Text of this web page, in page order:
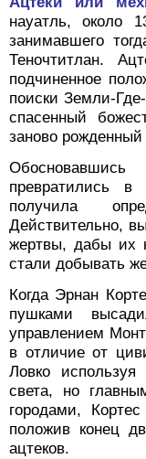
науатль, около
занимавшего
Теночтитлан.
подчиненное
поиски Земли-
спасенный
заново
превратились в
получила
Действительно,
жертвы, дабы их
стали добывать
Когда Эрнан
пушками
управлением
в отличие от
Ловко
света, но
городами,
положив конец
ацтеков.